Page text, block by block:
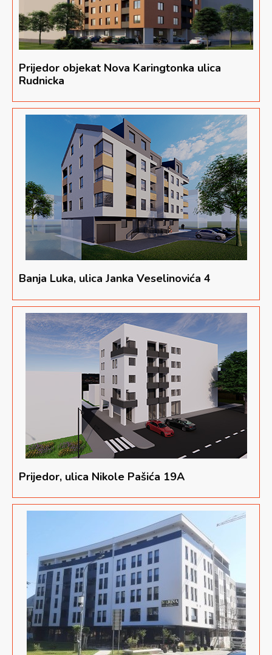
Prijedor objekat Nova Karingtonka ulica
Rudnicka
Banja Luka, ulica Janka Veselinovića 4
Prijedor, ulica Nikole Pašića 19A